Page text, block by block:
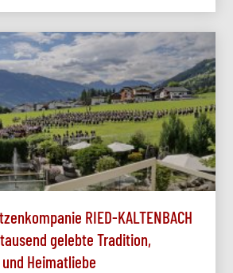
RIED-KALTENBACH
gelebte Tradition,
Heimatliebe